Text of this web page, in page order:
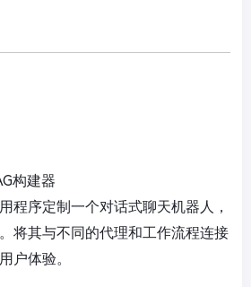
构建器
程序定制一个对话式聊天机器人，
将其与不同的代理和工作流程连接
户体验。